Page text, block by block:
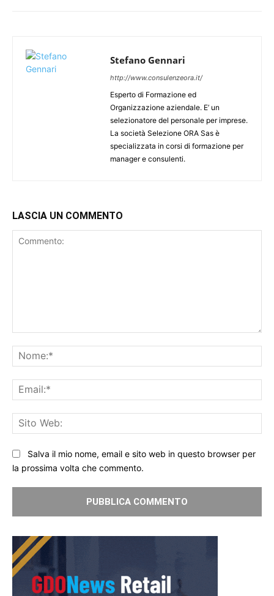
Stefano Gennari
http://www.consulenzeora.it/
Esperto di Formazione ed
Organizzazione aziendale. E’ un
selezionatore del personale per imprese.
La società Selezione ORA Sas è
specializzata in corsi di formazione per
manager e consulenti.
LASCIA UN COMMENTO
Salva il mio nome, email e sito web in questo browser per
la prossima volta che commento.